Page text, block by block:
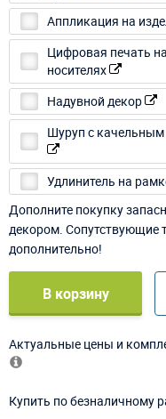
Аппликация на
Цифровая печать
носителях
Надувной декор
Шуруп с
Удлинитель на
Дополните покупку
декором. Сопутствующие
дополнительно!
В корзину
Актуальные цены и
Купить по безналичному